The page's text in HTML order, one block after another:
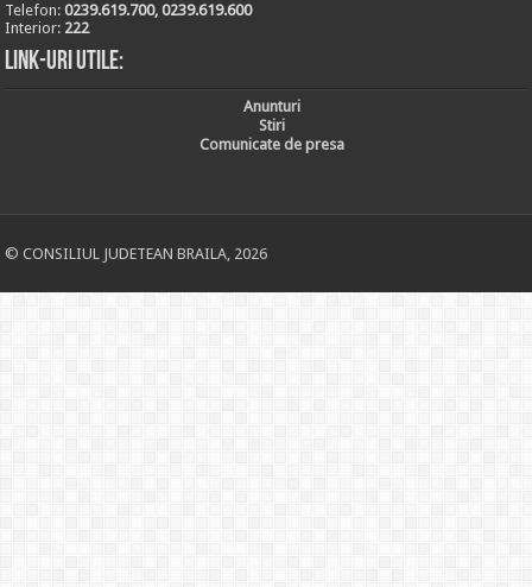
Telefon:0239.619.700, 0239.619.600
Interior: 222
Link-uri utile:
Anunturi
Stiri
Comunicate de presa
© CONSILIUL JUDETEAN BRAILA, 2026